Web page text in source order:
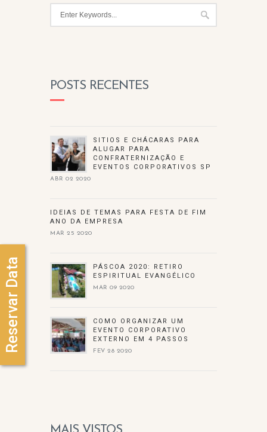
POSTS RECENTES
SITIOS E CHÁCARAS PARA
ALUGAR PARA
CONFRATERNIZAÇÃO E
EVENTOS CORPORATIVOS SP
ABR 02 2020
IDEIAS DE TEMAS PARA FESTA DE FIM
ANO DA EMPRESA
MAR 25 2020
PÁSCOA 2020: RETIRO
ESPIRITUAL EVANGÉLICO
MAR 09 2020
COMO ORGANIZAR UM
EVENTO CORPORATIVO
EXTERNO EM 4 PASSOS
FEV 28 2020
Reservar Data